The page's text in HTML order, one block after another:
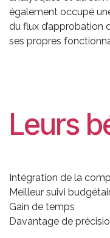
également occupé
du flux d’approbation
ses propres
Leurs
Intégration de la
Meilleur suivi
Gain de temps
Davantage de